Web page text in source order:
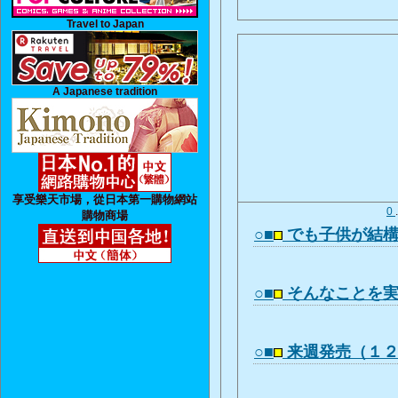
Travel to Japan
A Japanese tradition
享受樂天市場，從日本第一購物網站
購物商場
0
○■ でも子供が結
○■ そんなことを
○■ 来週発売（１